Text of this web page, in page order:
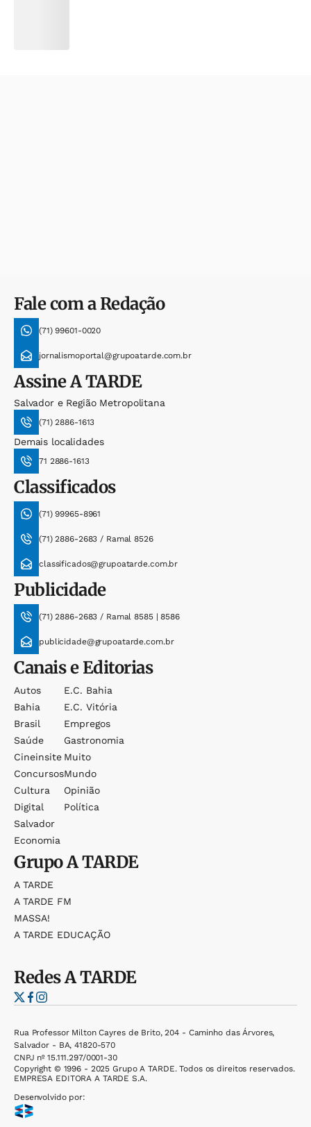
Fale com a Redação
(71) 99601-0020
jornalismoportal@grupoatarde.com.br
AssineA TARDE
Salvador e Região Metropolitana
(71) 2886-1613
Demais localidades
71 2886-1613
Classificados
(71) 99965-8961
(71) 2886-2683 / Ramal 8526
classificados@grupoatarde.com.br
Publicidade
(71) 2886-2683 / Ramal 8585 | 8586
publicidade@grupoatarde.com.br
Canais e Editorias
Autos
Bahia
Brasil
Saúde
Cineinsite
Concursos
Cultura
Digital
Salvador
Economia
E.c. Bahia
E.c. Vitória
Empregos
Gastronomia
Muito
Mundo
Opinião
Política
GrupoA TARDE
A TARDE
A TARDE FM
MASSA!
A TARDE EDUCAÇÃO
RedesA TARDE
Rua Professor Milton Cayres de Brito, 204 - Caminho das Árvores,
Salvador - BA, 41820-570
CNPJ nº 15.111.297/0001-30
Copyright © 1996 - 2025 Grupo A TARDE. Todos os direitos reservados.
EMPRESA EDITORA A TARDE S.A.
Desenvolvido por: